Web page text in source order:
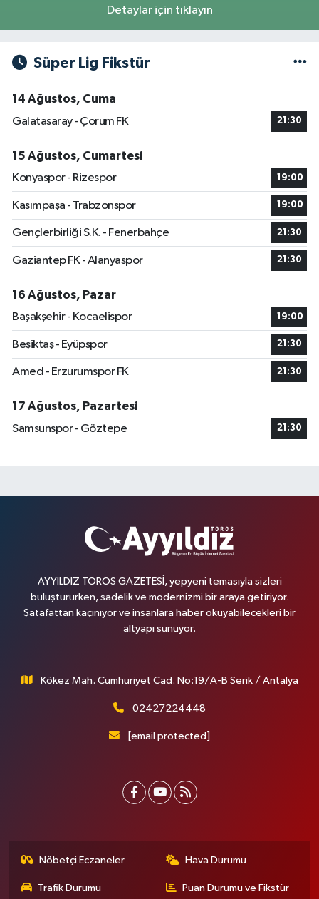
Detaylar için tıklayın
Süper Lig Fikstür
14 Ağustos, Cuma
Galatasaray - Çorum FK
21:30
15 Ağustos, Cumartesi
Konyaspor - Rizespor
19:00
Kasımpaşa - Trabzonspor 19:00
Gençlerbirliği S.K. - Fenerbahçe 21:30
Gaziantep FK - Alanyaspor 21:30
16 Ağustos, Pazar
Başakşehir - Kocaelispor
19:00
Beşiktaş - Eyüpspor 21:30
Amed - Erzurumspor FK 21:30
17 Ağustos, Pazartesi
Samsunspor - Göztepe
21:30
AYYILDIZ TOROS GAZETESİ, yepyeni temasıyla sizleri
buluştururken, sadelik ve modernizmi bir araya getiriyor.
Şatafattan kaçınıyor ve insanlara haber okuyabilecekleri bir
altyapı sunuyor.
Kökez Mah. Cumhuriyet Cad. No:19/A-B Serik / Antalya
02427224448
[email protected]
Nöbetçi Eczaneler Hava Durumu
Trafik Durumu Puan Durumu ve Fikstür